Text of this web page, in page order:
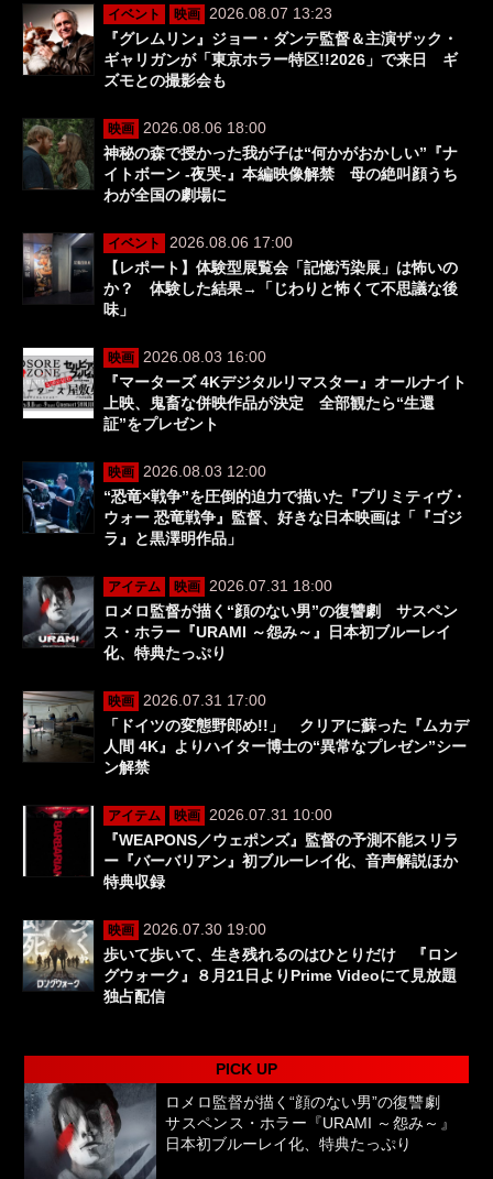
イベント 映画
2026.08.07 13:23
『グレムリン』ジョー・ダンテ監督＆主演ザック・
ギャリガンが「東京ホラー特区!!2026」で来日 ギ
ズモとの撮影会も
映画
2026.08.06 18:00
神秘の森で授かった我が子は“何かがおかしい”『ナ
イトボーン -夜哭-』本編映像解禁 母の絶叫顔うち
わが全国の劇場に
イベント
2026.08.06 17:00
【レポート】体験型展覧会「記憶汚染展」は怖いの
か？ 体験した結果→「じわりと怖くて不思議な後
味」
映画
2026.08.03 16:00
『マーターズ 4Kデジタルリマスター』オールナイト
上映、鬼畜な併映作品が決定 全部観たら“生還
証”をプレゼント
映画
2026.08.03 12:00
“恐竜×戦争”を圧倒的迫力で描いた『プリミティヴ・
ウォー 恐竜戦争』監督、好きな日本映画は「『ゴジ
ラ』と黒澤明作品」
アイテム 映画
2026.07.31 18:00
ロメロ監督が描く“顔のない男”の復讐劇 サスペン
ス・ホラー『URAMI ～怨み～』日本初ブルーレイ
化、特典たっぷり
映画
2026.07.31 17:00
「ドイツの変態野郎め!!」 クリアに蘇った『ムカデ
人間 4K』よりハイター博士の“異常なプレゼン”シー
ン解禁
アイテム 映画
2026.07.31 10:00
『WEAPONS／ウェポンズ』監督の予測不能スリラ
ー『バーバリアン』初ブルーレイ化、音声解説ほか
特典収録
映画
2026.07.30 19:00
歩いて歩いて、生き残れるのはひとりだけ 『ロン
グウォーク』８月21日よりPrime Videoにて見放題
独占配信
PICK UP
ロメロ監督が描く“顔のない男”の復讐劇
サスペンス・ホラー『URAMI ～怨み～』
日本初ブルーレイ化、特典たっぷり